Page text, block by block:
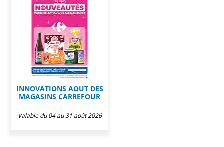
INNOVATIONS AOUT DES
MAGASINS CARREFOUR
Valable du 04 au 31 août 2026